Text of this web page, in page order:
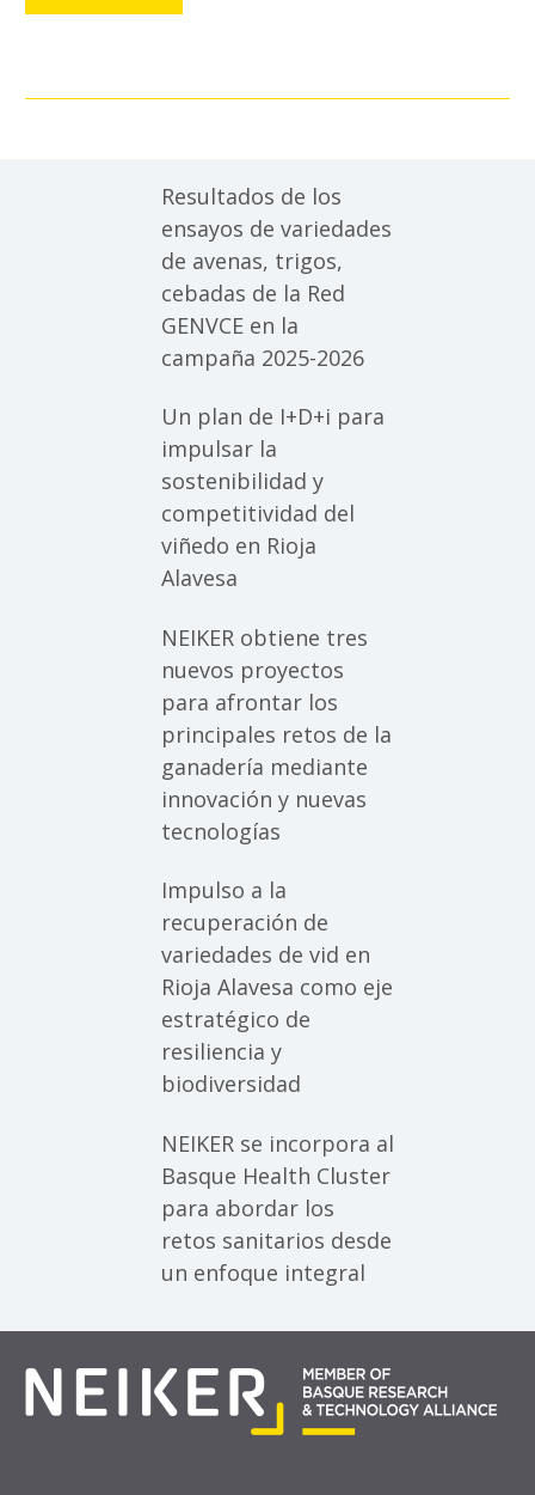
Resultados de los
ensayos de variedades
de avenas, trigos,
cebadas de la Red
GENVCE en la
campaña 2025-2026
Un plan de I+D+i para
impulsar la
sostenibilidad y
competitividad del
viñedo en Rioja
Alavesa
NEIKER obtiene tres
nuevos proyectos
para afrontar los
principales retos de la
ganadería mediante
innovación y nuevas
tecnologías
Impulso a la
recuperación de
variedades de vid en
Rioja Alavesa como eje
estratégico de
resiliencia y
biodiversidad
NEIKER se incorpora al
Basque Health Cluster
para abordar los
retos sanitarios desde
un enfoque integral